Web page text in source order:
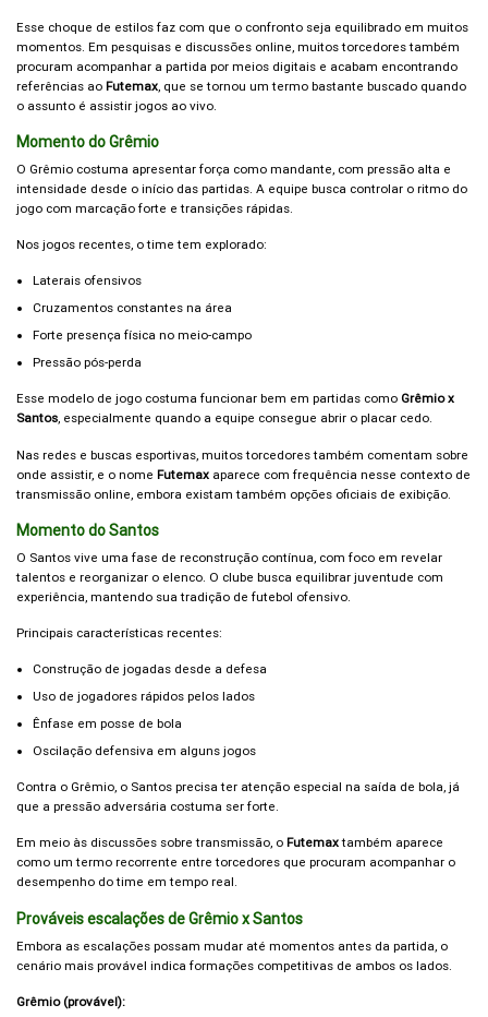
Esse choque de estilos faz com que o confronto seja equilibrado em muitos
momentos. Em pesquisas e discussões online, muitos torcedores também
procuram acompanhar a partida por meios digitais e acabam encontrando
referências ao Futemax , que se tornou um termo bastante buscado quando
o assunto é assistir jogos ao vivo.
Momento do Grêmio
O Grêmio costuma apresentar força como mandante, com pressão alta e
intensidade desde o início das partidas. A equipe busca controlar o ritmo do
jogo com marcação forte e transições rápidas.
Nos jogos recentes, o time tem explorado:
Laterais ofensivos
Cruzamentos constantes na área
Forte presença física no meio-campo
Pressão pós-perda
Esse modelo de jogo costuma funcionar bem em partidas como Grêmio x
Santos, especialmente quando a equipe consegue abrir o placar cedo.
Nas redes e buscas esportivas, muitos torcedores também comentam sobre
onde assistir, e o nome Futemax aparece com frequência nesse contexto de
transmissão online, embora existam também opções oficiais de exibição.
Momento do Santos
O Santos vive uma fase de reconstrução contínua, com foco em revelar
talentos e reorganizar o elenco. O clube busca equilibrar juventude com
experiência, mantendo sua tradição de futebol ofensivo.
Principais características recentes:
Construção de jogadas desde a defesa
Uso de jogadores rápidos pelos lados
Ênfase em posse de bola
Oscilação defensiva em alguns jogos
Contra o Grêmio, o Santos precisa ter atenção especial na saída de bola, já
que a pressão adversária costuma ser forte.
Em meio às discussões sobre transmissão, o Futemaxtambém aparece
como um termo recorrente entre torcedores que procuram acompanhar o
desempenho do time em tempo real.
Prováveis escalações de Grêmio x Santos
Embora as escalações possam mudar até momentos antes da partida, o
cenário mais provável indica formações competitivas de ambos os lados.
Grêmio (provável):